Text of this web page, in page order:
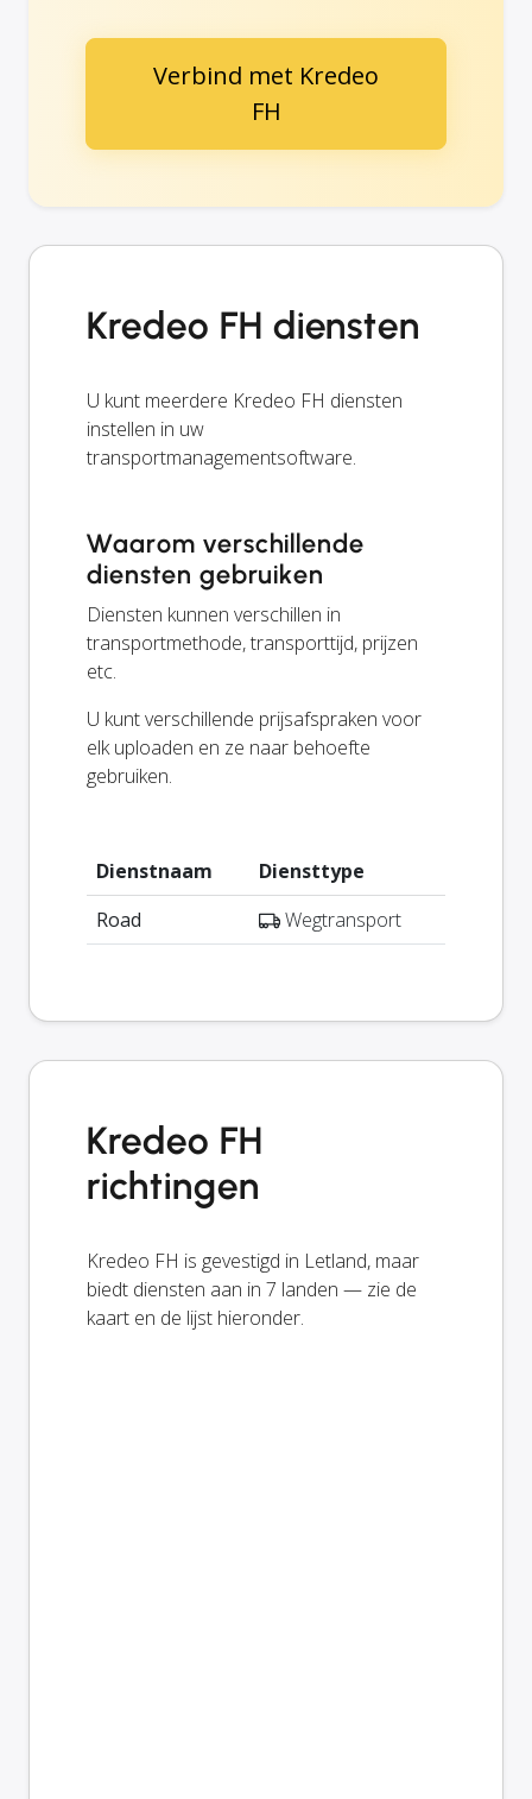
Verbind met Kredeo
FH
Kredeo FH diensten
U kunt meerdere Kredeo FH diensten
instellen in uw
transportmanagementsoftware.
Waarom verschillende
diensten gebruiken
Diensten kunnen verschillen in
transportmethode, transporttijd, prijzen
etc.
U kunt verschillende prijsafspraken voor
elk uploaden en ze naar behoefte
gebruiken.
Dienstnaam
Diensttype
Road
Wegtransport
Kredeo FH
richtingen
Kredeo FH is gevestigd in Letland, maar
biedt diensten aan in 7 landen — zie de
kaart en de lijst hieronder.